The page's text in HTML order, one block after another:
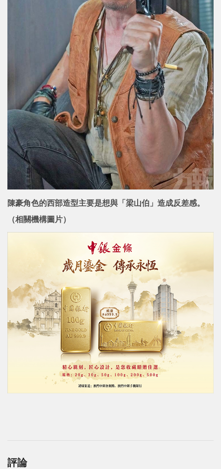
陳豪角色的西部造型主要是想與「梁山伯」造成反差感。
（相關機構圖片）
評論